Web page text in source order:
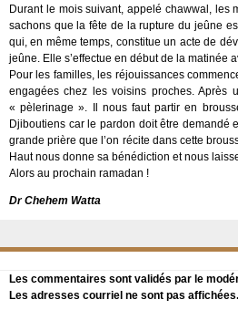
Durant le mois suivant, appelé chawwal,
sachons que la fête de la rupture du jeûne
qui, en même temps, constitue un acte de
jeûne. Elle s’effectue en début de la matinée
Pour les familles, les réjouissances
engagées chez les voisins proches. Après
« pèlerinage ». Il nous faut partir en
Djiboutiens car le pardon doit être demandé
grande prière que l’on récite dans cette
Haut nous donne sa bénédiction et nous
Alors au prochain ramadan !
Dr Chehem Watta
Les commentaires sont validés par le
Les adresses courriel ne sont pas affichées.